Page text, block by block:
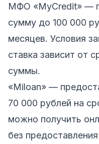
МФО «MyCredit» —
сумму до 100 000
месяцев. Условия
ставка зависит от
суммы.
«Miloan» —
70 000 рублей на
можно получить
без